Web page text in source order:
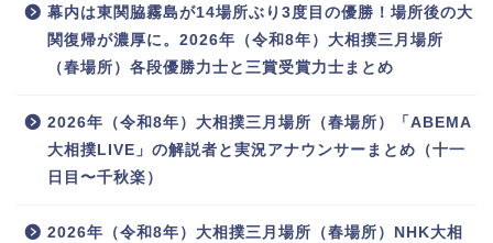
幕内は東関脇霧島が14場所ぶり3度目の優勝！場所後の大
関復帰が濃厚に。2026年（令和8年）大相撲三月場所
（春場所）各段優勝力士と三賞受賞力士まとめ
2026年（令和8年）大相撲三月場所（春場所）「ABEMA
大相撲LIVE」の解説者と実況アナウンサーまとめ（十一
日目〜千秋楽）
2026年（令和8年）大相撲三月場所（春場所）NHK大相